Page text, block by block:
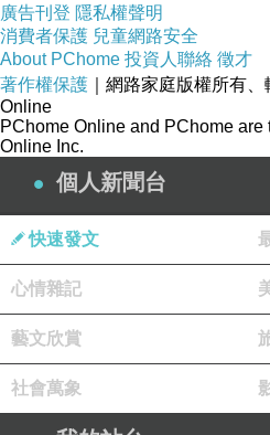
但也使其迷失在獎項之競
退休長輩們的打拚，雖
天，
但刻苦耐勞學風之快速流
即便請到國際知名的企業
想藉其成功經驗，鼓勵同
但一周後的期末考表現
展，
似仍未見振衰起敝之象。
在網路發達和自由民主的
「有教無類」竟換來「有
刺。
廣告刊登 隱私權聲明
消費者保護 兒童網路安全
About PChome 投資人聯絡 徵才
著作權保護 ｜網路家庭版權所有
Online
PChome Online and PChome are
Online Inc.
個人新聞台
快速發文
心情雜記
藝文欣賞
社會萬象